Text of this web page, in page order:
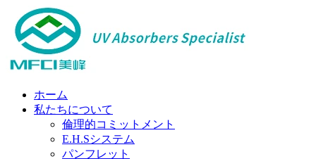
ホーム
私たちについて
倫理的コミットメント
E.H.Sシステム
パンフレット